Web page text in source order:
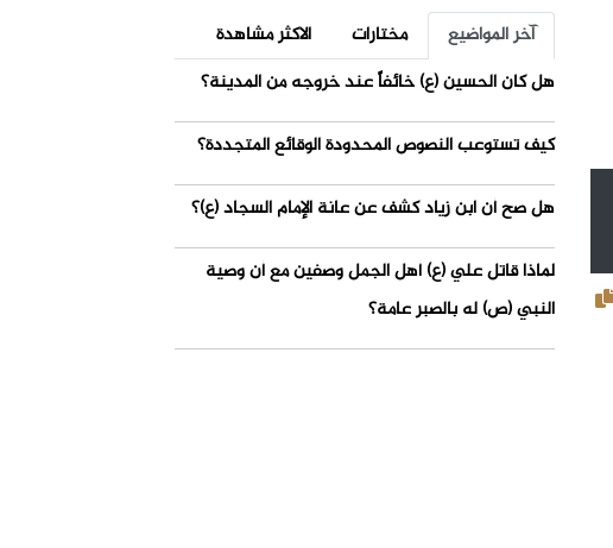
آخر المواضيع مختارات
الاكثر مشاهدة
هل كان الحسين (ع) خائفاً عند خروجه من المدينة؟
كيف تستوعب النصوص المحدودة الوقائع المتجددة؟
هل صح أن ابن زياد كشف عن عانة الإمام السجاد (ع)؟
لماذا قاتل علي (ع) أهل الجمل وصفين مع أن وصية
النبي (ص) له بالصبر عامة؟